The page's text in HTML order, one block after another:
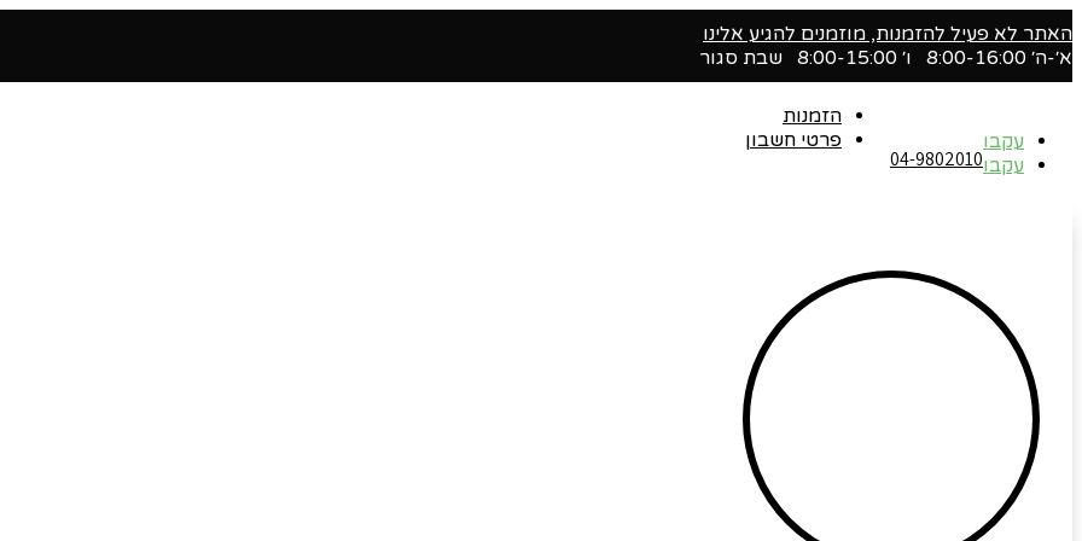
האתר לא פעיל להזמנות, מוזמנים להגיע אלינו
א׳-ה׳ 8:00-16:00 ו׳ 8:00-15:00 שבת סגור
עקבו
עקבו04-9802010‬
הזמנות
פרטי חשבון